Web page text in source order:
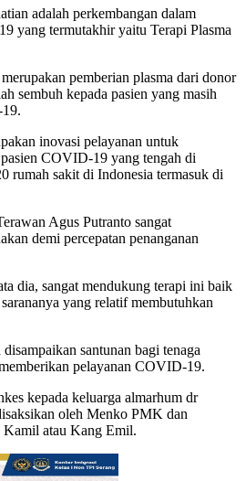
adalah perkembangan dalam
yang termutakhir yaitu Terapi Plasma
pemberian plasma dari donor
sembuh kepada pasien yang masih
inovasi pelayanan untuk
COVID-19 yang tengah di
rumah sakit di Indonesia termasuk di
Agus Putranto sangat
demi percepatan penanganan
dia, sangat mendukung terapi ini baik
yang relatif membutuhkan
santunan bagi tenaga
pelayanan COVID-19.
kepada keluarga almarhum dr
oleh Menko PMK dan
atau Kang Emil.